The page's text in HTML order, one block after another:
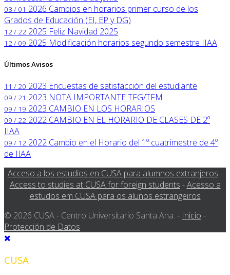
03 / 01 2026 Cambios en horarios primer curso de los
Grados de Educación (EI, EP y DG)
12 / 22 2025 Feliz Navidad 2025
12 / 09 2025 Modificación horarios segundo semestre IIAA
Últimos Avisos
11 / 20 2023 Encuestas de satisfacción del estudiante
09 / 21 2023 NOTA IMPORTANTE TFG/TFM
09 / 19 2023 CAMBIO EN LOS HORARIOS
09 / 22 2022 CAMBIO EN EL HORARIO DE CLASES DE 2º
IIAA
09 / 12 2022 Cambio en el Horario del 1º cuatrimestre de 4º
de IIAA
Acceso a los estudios en CUSA para alumnos extranjeros -
Access to studies at CUSA for foreign students -Acesso a
estudos em CUSA para os alunos estrangeiros
© 2026 CUSA - Centro Universitario Santa Ana. - Inicio -
Protección de Datos
CUSA